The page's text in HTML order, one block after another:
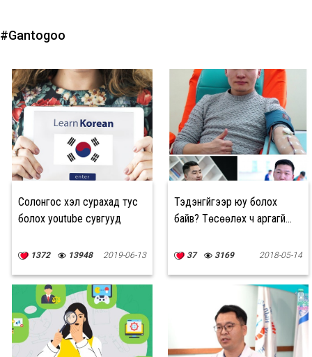
#Gantogoo
Солонгос хэл сурахад тус
болох youtube сувгууд
1372 13948 2019-06-13
Тэдэнгүйгээр юу болох
байв? Төсөөлөх ч аргагүй...
37 3169 2018-05-14